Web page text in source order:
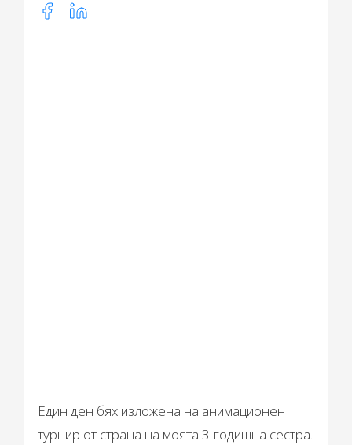
Share
Един ден бях изложена на анимационен
турнир от страна на моята 3-годишна сестра.